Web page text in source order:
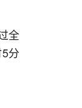
全
分